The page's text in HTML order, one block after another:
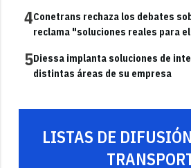
4Conetrans rechaza los debates
reclama "soluciones reales para
5Diessa implanta soluciones de
distintas áreas de su empresa
LISTAS DE